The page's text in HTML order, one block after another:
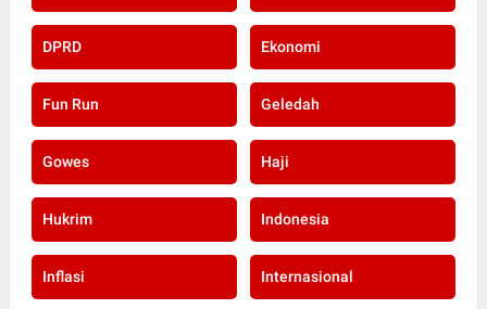
DPRD Ekonomi
Fun Run Geledah
Gowes Haji
Hukrim Indonesia
Inflasi Internasional